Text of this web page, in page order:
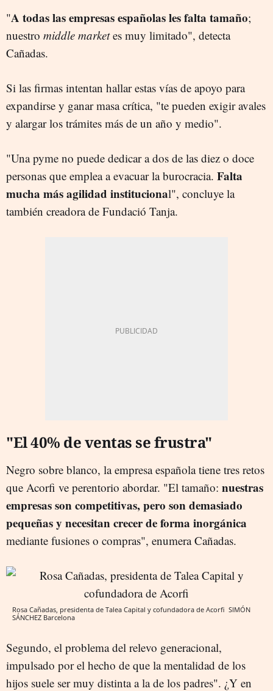
"A todas las empresas españolas les falta tamaño;
nuestro middle market es muy limitado", detecta
Cañadas.
Si las firmas intentan hallar estas vías de apoyo para
expandirse y ganar masa crítica, "te pueden exigir avales
y alargar los trámites más de un año y medio".
"Una pyme no puede dedicar a dos de las diez o doce
personas que emplea a evacuar la burocracia. Falta
mucha más agilidad institucional", concluye la
también creadora de Fundació Tanja.
"El 40% de ventas se frustra"
Negro sobre blanco, la empresa española tiene tres retos
que Acorfi ve perentorio abordar. "El tamaño: nuestras
empresas son competitivas, pero son demasiado
pequeñas y necesitan crecer de forma inorgánica
mediante fusiones o compras", enumera Cañadas.
Rosa Cañadas, presidenta de Talea Capital y cofundadora de Acorfi SIMÓN
SÁNCHEZ Barcelona
Segundo, el problema del relevo generacional,
impulsado por el hecho de que la mentalidad de los
hijos suele ser muy distinta a la de los padres". ¿Y en